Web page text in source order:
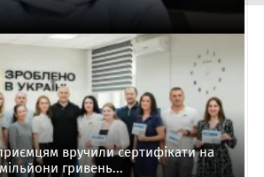
вручили сертифікати на
гривень...